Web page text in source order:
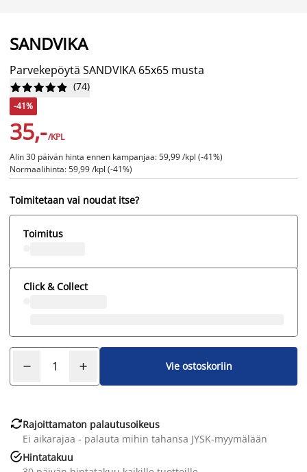
SANDVIKA
Parvekepöytä SANDVIKA 65x65 musta





 (74)
-41%
35,-/KPL
Alin 30 päivän hinta ennen kampanjaa: 59,99 /kpl (-41%)
Normaalihinta: 59,99 /kpl (-41%)
Toimitetaan vai noudat itse?
Toimitus
Click & Collect
Vie ostoskoriin
Rajoittamaton palautusoikeus
Ei aikarajaa - palauta mihin tahansa JYSK-myymälään
Hintatakuu